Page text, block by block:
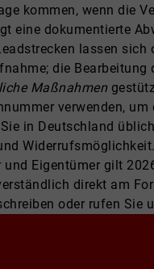
kommen, wenn die
eine dokumentierte
lassen sich
die Bearbeitung
Maßnahmen
verwenden,
in Deutschland
Widerrufsmöglichkeit.
und Eigentümer gilt
direkt am
oder rufen Sie